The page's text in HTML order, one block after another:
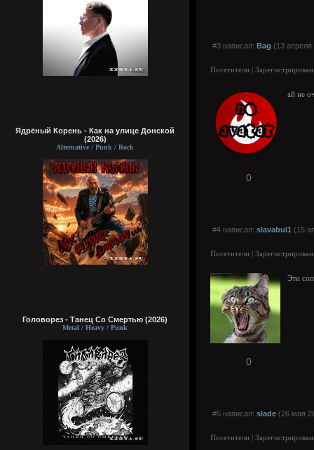
Ядрёный Корень - Как на улице Донской
(2026)
Alternative / Punk / Rock
Головорез - Tанец Со Смертью (2026)
Metal / Heavy / Punk
#3 написал: Bag (13
Посетители |
ай не
0
#4 написал: slavabul1 (15
Посетители |
Эти
0
#5 написал: slade (26 мая
Посетители |